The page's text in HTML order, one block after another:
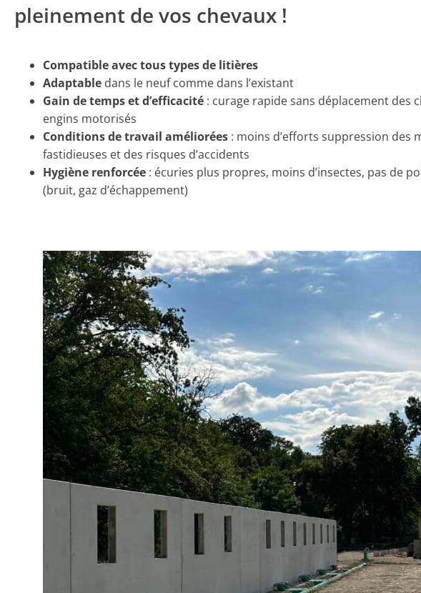
pleinement de vos chevaux !
Compatible avec tous types de litières
Adaptable dans le neuf comme dans l’existant
Gain de temps et d’efficacité : curage rapide sans déplacement des
engins motorisés
Conditions de travail améliorées : moins d’efforts suppression des
fastidieuses et des risques d’accidents
Hygiène renforcée : écuries plus propres, moins d’insectes, pas de
(bruit, gaz d’échappement)